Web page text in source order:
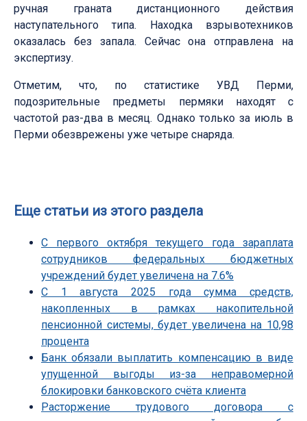
ручная граната дистанционного действия
наступательного типа. Находка взрывотехников
оказалась без запала. Сейчас она отправлена на
экспертизу.
Отметим, что, по статистике УВД Перми,
подозрительные предметы пермяки находят с
частотой раз-два в месяц. Однако только за июль в
Перми обезврежены уже четыре снаряда.
Еще статьи из этого раздела
С первого октября текущего года зараплата
сотрудников федеральных бюджетных
учреждений будет увеличена на 7.6%
С 1 августа 2025 года сумма средств,
накопленных в рамках накопительной
пенсионной системы, будет увеличена на 10,98
процента
Банк обязали выплатить компенсацию в виде
упущенной выгоды из-за неправомерной
блокировки банковского счёта клиента
Расторжение трудового договора с